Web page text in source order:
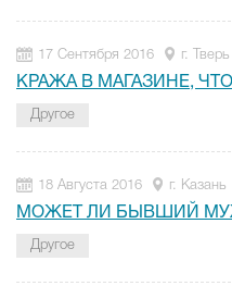
17 Сентября 2016 г. Тверь
КРАЖА В МАГАЗИНЕ,
Другое
18 Августа 2016 г. Казань
МОЖЕТ ЛИ БЫВШИЙ
Другое